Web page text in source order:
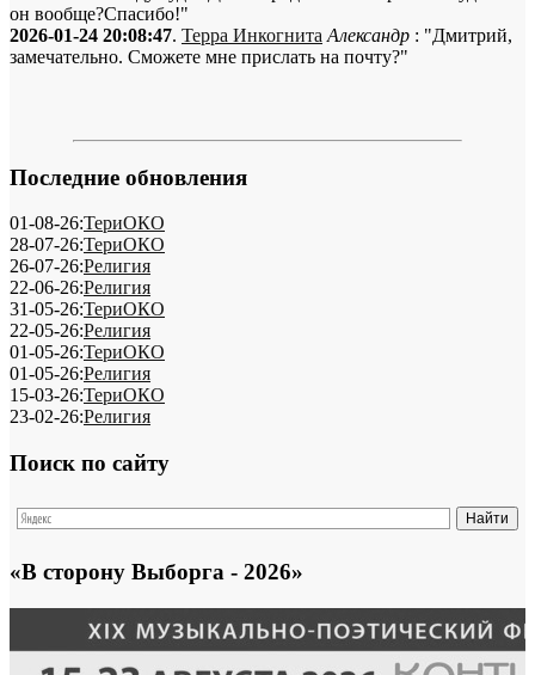
он вообще?Спасибо!"
2026-01-24 20:08:47. Терра Инкогнита Александр : "Дмитрий,
замечательно. Сможете мне прислать на почту?"
Последние обновления
01-08-26:ТериОКО
28-07-26:ТериОКО
26-07-26:Религия
22-06-26:Религия
31-05-26:ТериОКО
22-05-26:Религия
01-05-26:ТериОКО
01-05-26:Религия
15-03-26:ТериОКО
23-02-26:Религия
Поиск по сайту
«В сторону Выборга - 2026»